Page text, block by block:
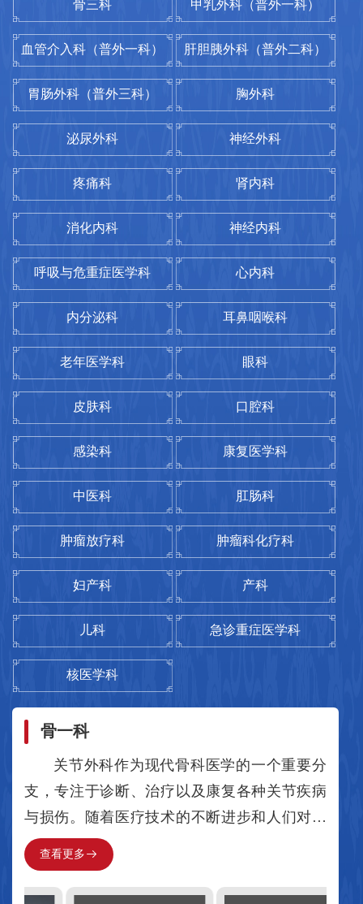
骨三科 甲乳外科（普外一科）
血管介入科（普外一科） 肝胆胰外科（普外二科）
胃肠外科（普外三科） 胸外科
泌尿外科 神经外科
疼痛科 肾内科
消化内科 神经内科
呼吸与危重症医学科 心内科
内分泌科 耳鼻咽喉科
老年医学科 眼科
皮肤科 口腔科
感染科 康复医学科
中医科 肛肠科
肿瘤放疗科 肿瘤科化疗科
妇产科 产科
儿科 急诊重症医学科
核医学科
骨一科
关节外科作为现代骨科医学的一个重要分
支，专注于诊断、治疗以及康复各种关节疾病
与损伤。随着医疗技术的不断进步和人们对生
活质量要求的日益提高，关节外科在维护人类
关节健康、恢复关节功能方面发挥着越来越重
要的作用。以下是对我们医院关节外科科室的
查看更多 
放射科 病理中心
健康管理中心（体检科） 超声科
麻醉科
麻醉学科是一个集临床麻醉、急救复苏、
疼痛治疗为一体的一级临床科室。现为江苏省
临床重点专科。学科坚持人才培养工作、科教
研工作、临床工作平衡发展的指导思想，重视
合理人才梯队的构架及高层次人才的培养、加
强科教研工作的规范管理及与院校的深度合
作、夯实临床麻醉技能和服务能力，并取得显
著进步。 近年来学科人才培养工作成效显
著，学科人才梯队合理，硕士学位占比50 %，
现有常州市十四五卫生拔尖人才1名、常州市卫
生青苗人才培养对象1名、医院领军人才1名、
医院优秀青年人才培养对象3名。学科带头人范
云霞为全国先进工作者、常州市人大代表、江
苏大学硕士生导师、常州市医学会麻醉学分会
副主任委员、常州市医师协会麻醉医师分会副
会长、中国心胸血管麻醉学会基层委员会全国
委员、中国研究型医院麻醉专业委员会委员、
江苏省中西医结合学会麻醉专业委员会委员。
学科的重点研究领域是分娩镇痛、围术期超
声、脑保护等。近年来，主持省、市、区科研
项目10项；获得江苏省医学新技术引进奖一等
奖1项（排名第一）、常州市医学新技术引进二
等奖2项（排名第一）；常州市科技进步奖、金
坛科技进步奖多项；发表高质量学术论文数十
余篇；获得实用新型专利多项；主持省市级学
术会议多次、学科骨干省市级学术会议交流发
言十余次。学科技术全面，能开展最新版三级
综合医院临床科室技术中100%一般科室技术和
近70%重点科室技术。熟练开展各类全身麻醉
（全凭静脉麻醉、吸入全麻、静吸复合全
查看更多
黄清松
副主任医师
张晶云
副主任医师
麻醉科
省级临床重点专科建设单位
消化内科 康复医学科
常州市重点专科
骨科 普外科
泌尿外科 神经内科
心内科 老年医学科
肿瘤科化疗科 小儿内科
急诊重症医学科 妇科
病理中心
金坛区重点专科
胸外科 神经外科
呼吸与危重症医学科
耳鼻咽喉科 眼科
放射科